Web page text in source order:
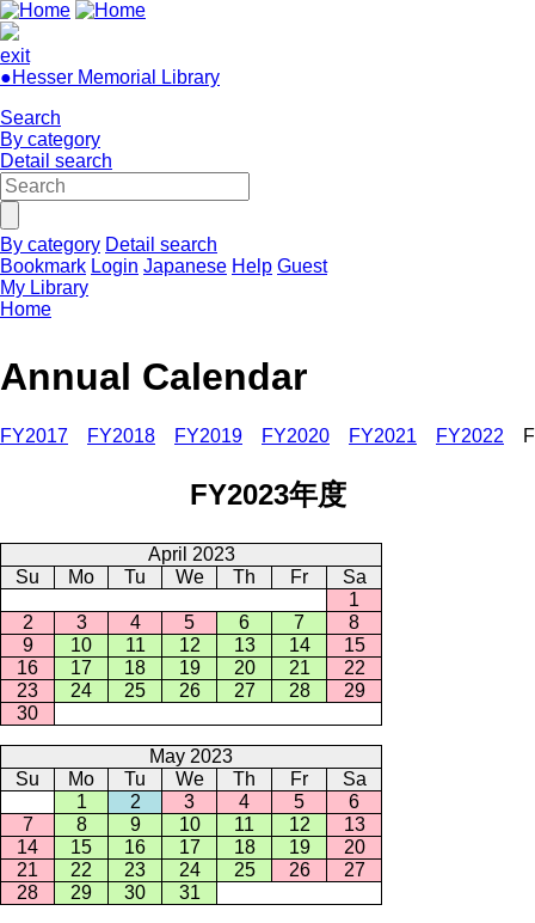
exit
●Hesser Memorial Library
Search
By category
Detail search
By category Detail search
Bookmark Login Japanese Help Guest
My Library
Home
Annual Calendar
FY2017 FY2018 FY2019 FY2020 FY2021 FY2022
FY2023年度
April 2023
Su
Mo Tu We Th Fr
Sa
1
2
3 4 5 6 7
8
9
10 11 12 13 14
15
16
17 18 19 20 21
22
23
24 25 26 27 28
29
30
May 2023
Su
Mo Tu We Th Fr
Sa
1
2 3 4 5
6
7
8 9 10 11 12
13
14
15 16 17 18 19
20
21
22 23 24 25 26
27
28
29 30 31